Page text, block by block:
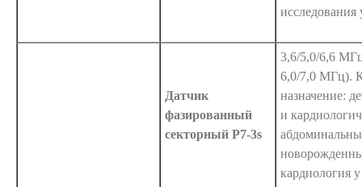
исследования
Датчик
фазированный
секторный P7-3s
3,6/5,0/6,6
6,0/7,0 МГц).
назначение:
и
кардиология